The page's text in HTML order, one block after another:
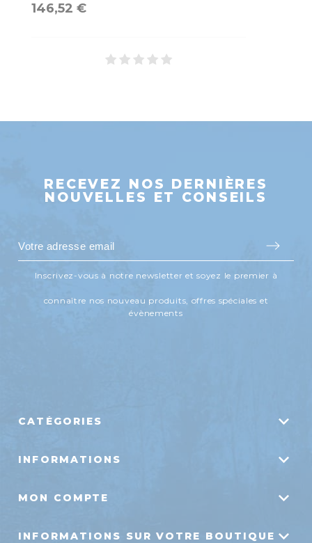
146,52 €
RECEVEZ NOS DERNIÈRES
NOUVELLES ET CONSEILS
Inscrivez-vous à notre newsletter et soyez le premier à
connaître nos nouveau produits, offres spéciales et
évènements
CATÉGORIES
Agrainoirs flottants
INFORMATIONS
MON COMPTE
INFORMATIONS SUR VOTRE BOUTIQUE